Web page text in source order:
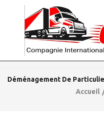
Déménagement De
Accueil